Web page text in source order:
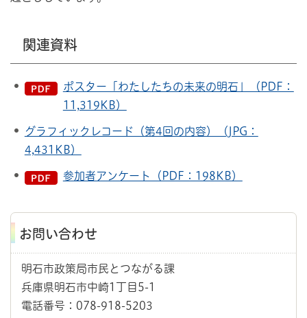
関連資料
ポスター「わたしたちの未来の明石」（PDF：
11,319KB）
グラフィックレコード（第4回の内容）（JPG：
4,431KB）
参加者アンケート（PDF：198KB）
お問い合わせ
明石市政策局市民とつながる課
兵庫県明石市中崎1丁目5-1
電話番号：078-918-5203